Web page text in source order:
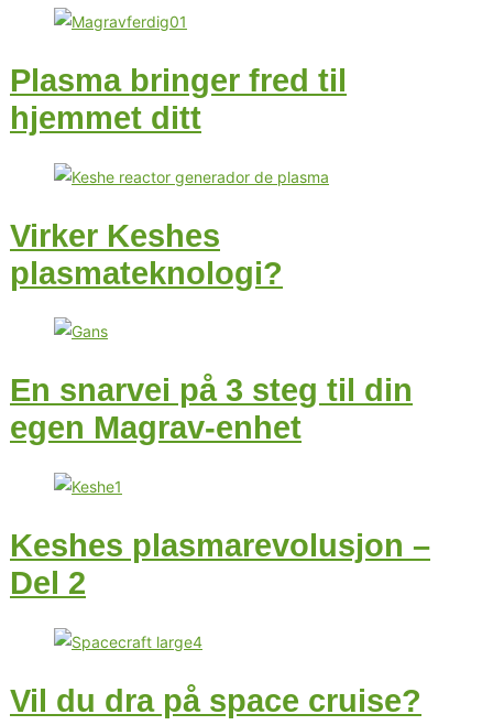
Plasma bringer fred til
hjemmet ditt
Virker Keshes
plasmateknologi?
En snarvei på 3 steg til din
egen Magrav-enhet
Keshes plasmarevolusjon –
Del 2
Vil du dra på space cruise?